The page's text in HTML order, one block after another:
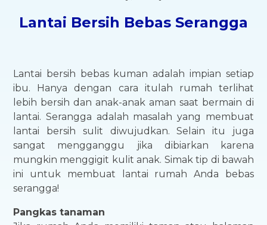
Lantai Bersih Bebas Serangga
Lantai bersih bebas kuman adalah impian setiap
ibu. Hanya dengan cara itulah rumah terlihat
lebih bersih dan anak-anak aman saat bermain di
lantai. Serangga adalah masalah yang membuat
lantai bersih sulit diwujudkan. Selain itu juga
sangat mengganggu jika dibiarkan karena
mungkin menggigit kulit anak. Simak tip di bawah
ini untuk membuat lantai rumah Anda bebas
serangga!
Pangkas tanaman